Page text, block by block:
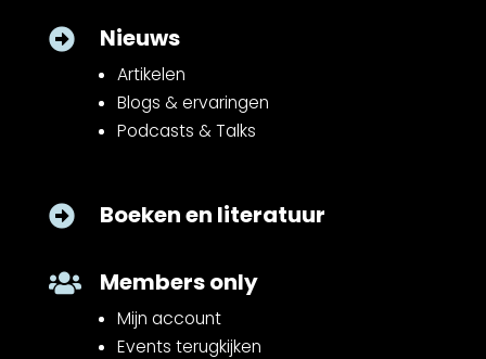
 Nieuws
Artikelen
Blogs & ervaringen
Podcasts & Talks
 Boeken en literatuur
 Members only
Mijn account
Events terugkijken